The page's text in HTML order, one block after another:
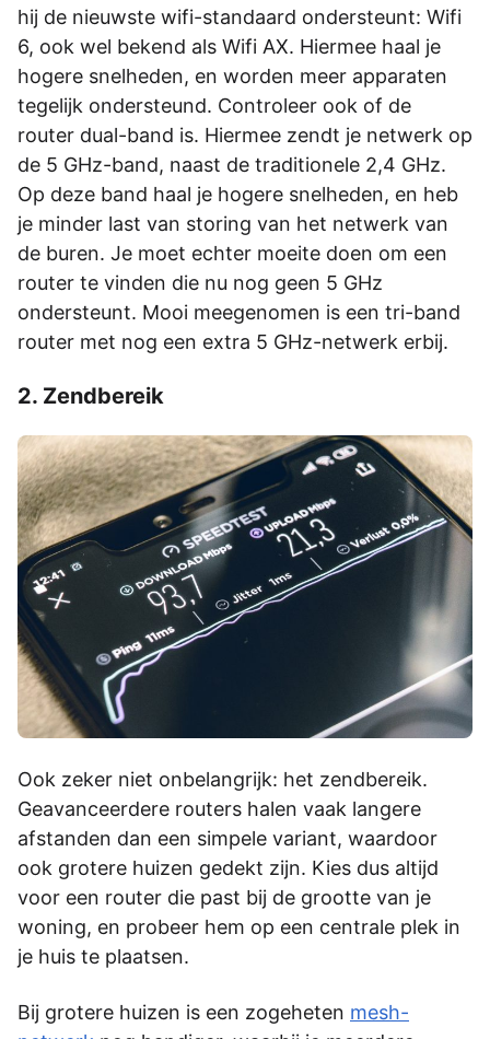
hij de nieuwste wifi-standaard ondersteunt: Wifi
6, ook wel bekend als Wifi AX. Hiermee haal je
hogere snelheden, en worden meer apparaten
tegelijk ondersteund. Controleer ook of de
router dual-band is. Hiermee zendt je netwerk op
de 5 GHz-band, naast de traditionele 2,4 GHz.
Op deze band haal je hogere snelheden, en heb
je minder last van storing van het netwerk van
de buren. Je moet echter moeite doen om een
router te vinden die nu nog geen 5 GHz
ondersteunt. Mooi meegenomen is een tri-band
router met nog een extra 5 GHz-netwerk erbij.
2. Zendbereik
Ook zeker niet onbelangrijk: het zendbereik.
Geavanceerdere routers halen vaak langere
afstanden dan een simpele variant, waardoor
ook grotere huizen gedekt zijn. Kies dus altijd
voor een router die past bij de grootte van je
woning, en probeer hem op een centrale plek in
je huis te plaatsen.
Bij grotere huizen is een zogeheten mesh-